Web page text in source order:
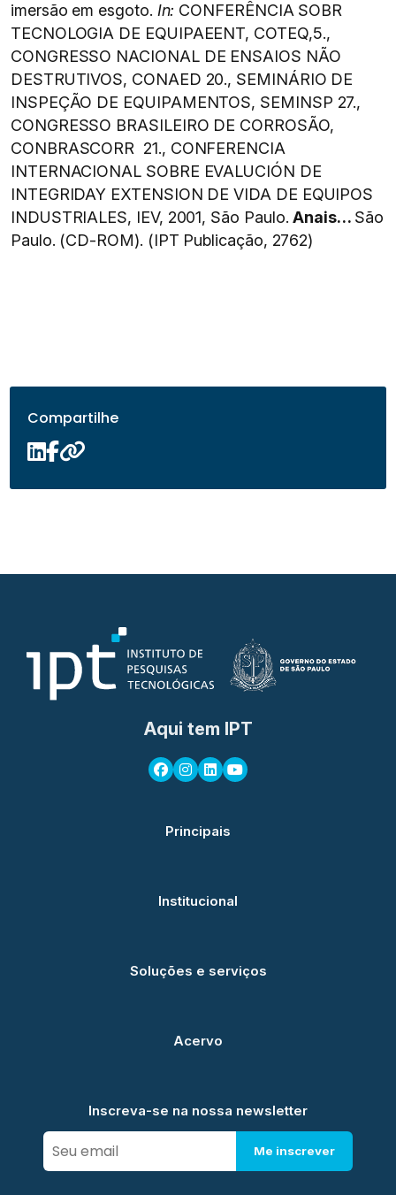
imersão em esgoto. In: CONFERÊNCIA SOBR
TECNOLOGIA DE EQUIPAEENT, COTEQ,5.,
CONGRESSO NACIONAL DE ENSAIOS NÃO
DESTRUTIVOS, CONAED 20., SEMINÁRIO DE
INSPEÇÃO DE EQUIPAMENTOS, SEMINSP 27.,
CONGRESSO BRASILEIRO DE CORROSÃO,
CONBRASCORR 21., CONFERENCIA
INTERNACIONAL SOBRE EVALUCIÓN DE
INTEGRIDAY EXTENSION DE VIDA DE EQUIPOS
INDUSTRIALES, IEV, 2001, São Paulo.Anais… São
Paulo. (CD-ROM). (IPT Publicação, 2762)
Compartilhe
Aqui tem IPT
Principais
Institucional
Soluções e serviços
Acervo
Inscreva-se na nossa newsletter
Me inscrever